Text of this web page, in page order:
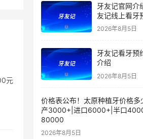
元
牙友记官网介
友记线上看牙
优势在哪里？
2026年8月5日
牙友记看牙预
介绍
2026年8月5日
价格表公布！太原种植牙价格多
产3000+|进口6000+|半口
80000
2026年8月5日